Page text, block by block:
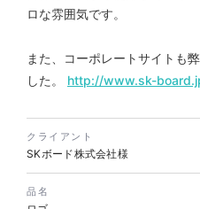
ロな雰囲気です。
また、コーポレートサイトも
した。 http://www.sk-
クライアント
SKボード株式会社様
品名